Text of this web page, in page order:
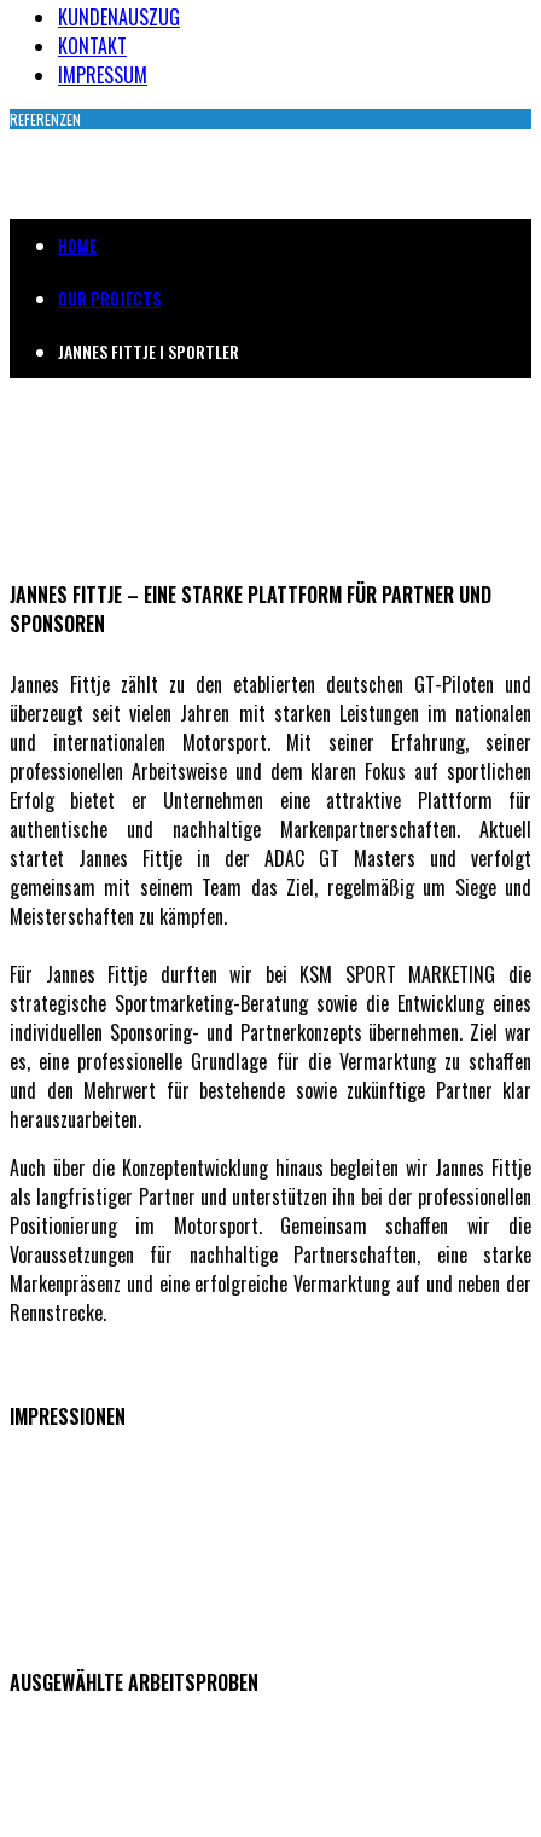
KUNDENAUSZUG
KONTAKT
IMPRESSUM
REFERENZEN
HOME
OUR PROJECTS
JANNES FITTJE I SPORTLER
JANNES FITTJE – EINE STARKE PLATTFORM FÜR PARTNER UND
SPONSOREN
Jannes Fittje zählt zu den etablierten deutschen GT-Piloten und
überzeugt seit vielen Jahren mit starken Leistungen im nationalen
und internationalen Motorsport. Mit seiner Erfahrung, seiner
professionellen Arbeitsweise und dem klaren Fokus auf sportlichen
Erfolg bietet er Unternehmen eine attraktive Plattform für
authentische und nachhaltige Markenpartnerschaften. Aktuell
startet Jannes Fittje in der ADAC GT Masters und verfolgt
gemeinsam mit seinem Team das Ziel, regelmäßig um Siege und
Meisterschaften zu kämpfen.
Für Jannes Fittje durften wir bei KSM SPORT MARKETING die
strategische Sportmarketing-Beratung sowie die Entwicklung eines
individuellen Sponsoring- und Partnerkonzepts übernehmen. Ziel war
es, eine professionelle Grundlage für die Vermarktung zu schaffen
und den Mehrwert für bestehende sowie zukünftige Partner klar
herauszuarbeiten.
Auch über die Konzeptentwicklung hinaus begleiten wir Jannes Fittje
als langfristiger Partner und unterstützen ihn bei der professionellen
Positionierung im Motorsport. Gemeinsam schaffen wir die
Voraussetzungen für nachhaltige Partnerschaften, eine starke
Markenpräsenz und eine erfolgreiche Vermarktung auf und neben der
Rennstrecke.
IMPRESSIONEN
AUSGEWÄHLTE ARBEITSPROBEN